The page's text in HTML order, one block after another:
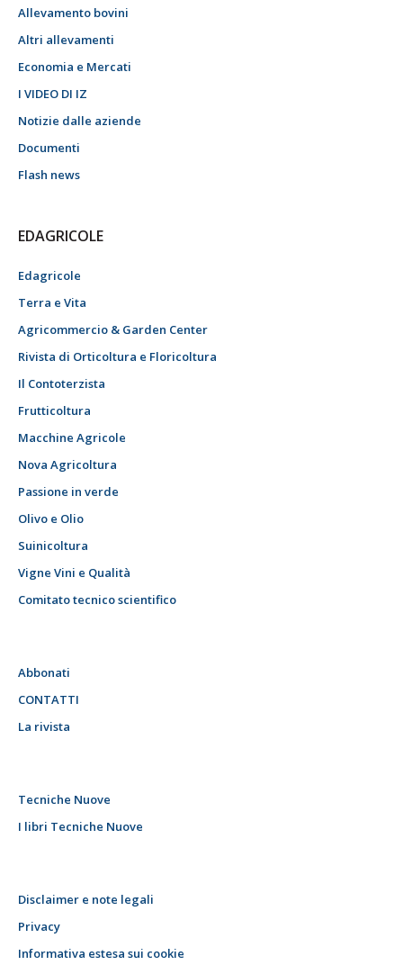
Allevamento bovini
Altri allevamenti
Economia e Mercati
I VIDEO DI IZ
Notizie dalle aziende
Documenti
Flash news
EDAGRICOLE
Edagricole
Terra e Vita
Agricommercio & Garden Center
Rivista di Orticoltura e Floricoltura
Il Contoterzista
Frutticoltura
Macchine Agricole
Nova Agricoltura
Passione in verde
Olivo e Olio
Suinicoltura
Vigne Vini e Qualità
Comitato tecnico scientifico
Abbonati
CONTATTI
La rivista
Tecniche Nuove
I libri Tecniche Nuove
Disclaimer e note legali
Privacy
Informativa estesa sui cookie